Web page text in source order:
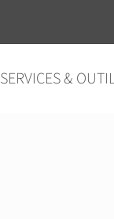
SERVICES &